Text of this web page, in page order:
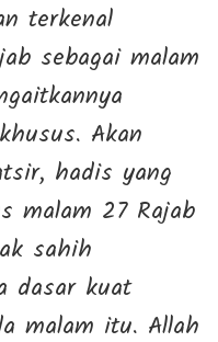
terkenal
sebagai malam
Akan
hadis yang
malam 27 Rajab
sahih
dasar kuat
malam itu. Allah